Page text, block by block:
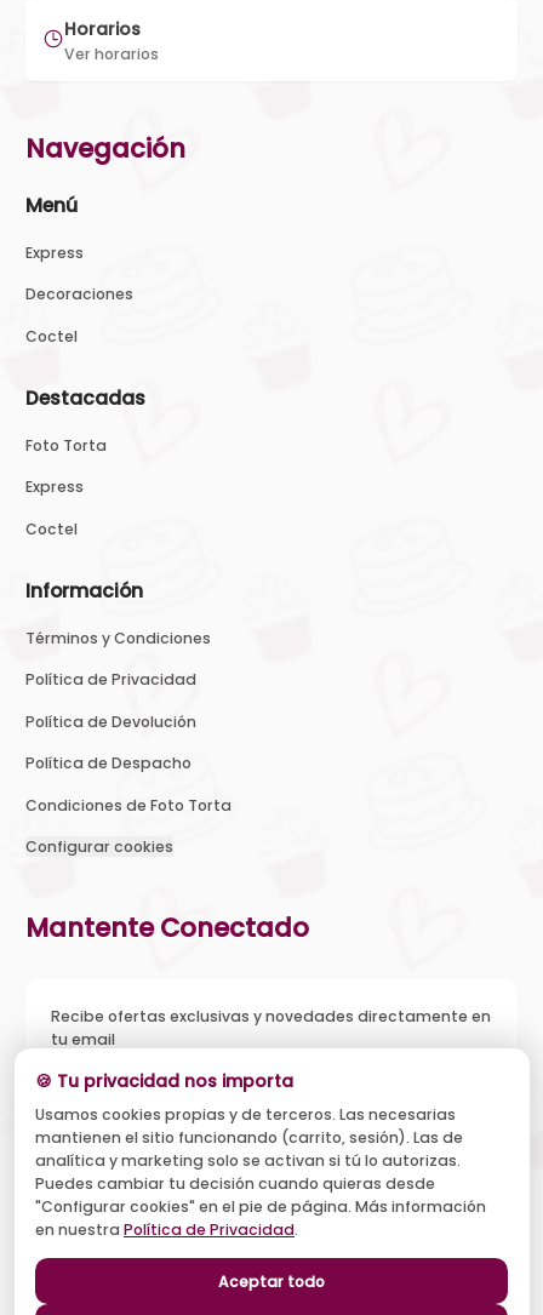
Horarios
Ver horarios
Navegación
Menú
Express
Decoraciones
Coctel
Destacadas
Foto Torta
Express
Coctel
Información
Términos y Condiciones
Política de Privacidad
Política de Devolución
Política de Despacho
Condiciones de Foto Torta
Configurar cookies
Mantente Conectado
Recibe ofertas exclusivas y novedades directamente en
tu email
Acepto recibir novedades y ofertas, y el tratamiento de mi
email según la Política de Privacidad . Puedo darme de baja
cuando quiera.
Suscribirse
🍪 Tu privacidad nos importa
Usamos cookies propias y de terceros. Las necesarias
mantienen el sitio funcionando (carrito, sesión). Las de
analítica y marketing solo se activan si tú lo autorizas.
Puedes cambiar tu decisión cuando quieras desde
"Configurar cookies" en el pie de página. Más información
en nuestra Política de Privacidad.
Aceptar todo